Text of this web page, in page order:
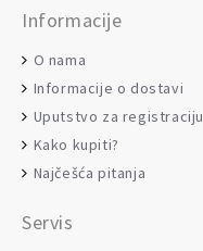
Informacije
O nama
Informacije o dostavi
Uputstvo za registraciju
Kako kupiti?
Najčešća pitanja
Servis